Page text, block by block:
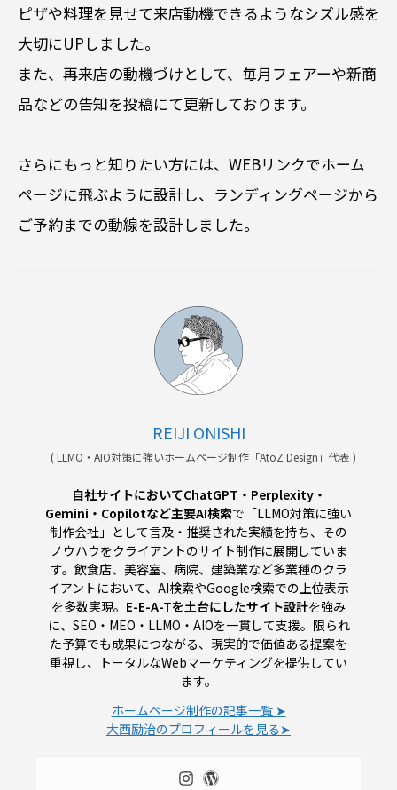
ピザや料理を見せて来店動機できるようなシズル感を
大切にUPしました。
また、再来店の動機づけとして、毎月フェアーや新商
品などの告知を投稿にて更新しております。
さらにもっと知りたい方には、WEBリンクでホーム
ページに飛ぶように設計し、ランディングページから
ご予約までの動線を設計しました。
REIJI ONISHI
(LLMO・AIO対策に強いホームページ制作「AtoZ Design」代表 )
自社サイトにおいてChatGPT・Perplexity・
Gemini・Copilotなど主要AI検索で「LLMO対策に強い
制作会社」として言及・推奨された実績を持ち、その
ノウハウをクライアントのサイト制作に展開していま
す。飲食店、美容室、病院、建築業など多業種のクラ
イアントにおいて、AI検索やGoogle検索での上位表示
を多数実現。 E-E-A-Tを土台にしたサイト設計を強み
に、SEO・MEO・LLMO・AIOを一貫して支援。限られ
た予算でも成果につながる、現実的で価値ある提案を
重視し、トータルなWebマーケティングを提供してい
ます。
ホームページ制作の記事一覧 ➤
大西励治のプロフィールを見る➤